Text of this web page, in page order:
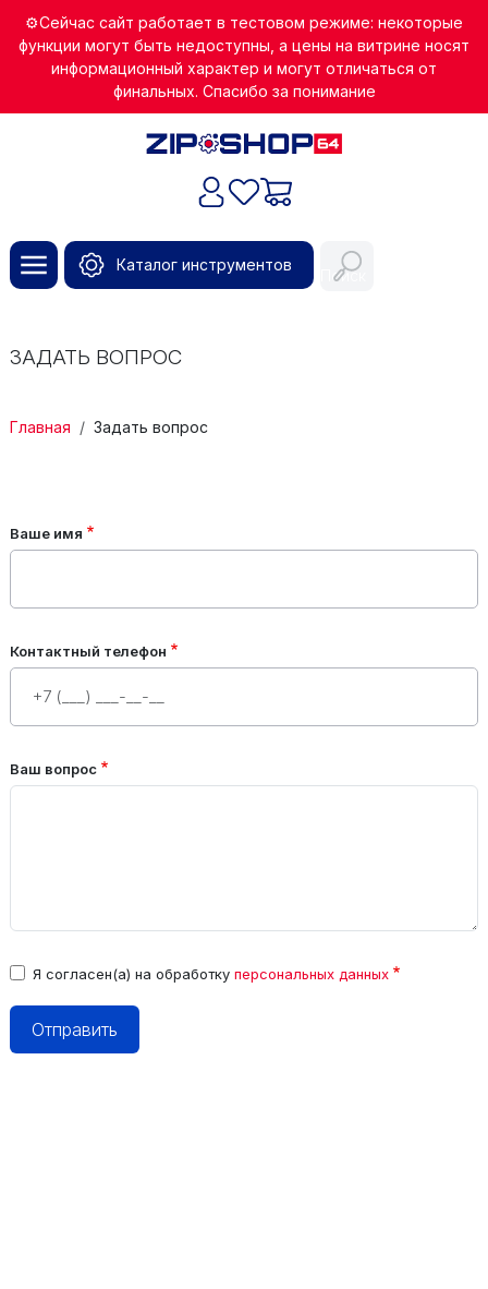
⚙️Сейчас сайт работает в тестовом режиме: некоторые
функции могут быть недоступны, а цены на витрине носят
информационный характер и могут отличаться от
финальных. Спасибо за понимание
Каталог инструментов
Поиск
ЗАДАТЬ ВОПРОС
Главная Задать вопрос
Ваше имя
Контактный телефон
Ваш вопрос
Я согласен(а) на обработку персональных данных